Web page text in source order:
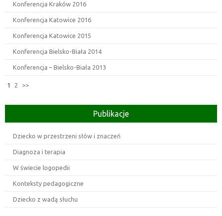
Konferencja Kraków 2016
Konferencja Katowice 2016
Konferencja Katowice 2015
Konferencja Bielsko-Biała 2014
Konferencja – Bielsko-Biała 2013
1 2 >>
Publikacje
Dziecko w przestrzeni słów i znaczeń
Diagnoza i terapia
W świecie logopedii
Konteksty pedagogiczne
Dziecko z wadą słuchu